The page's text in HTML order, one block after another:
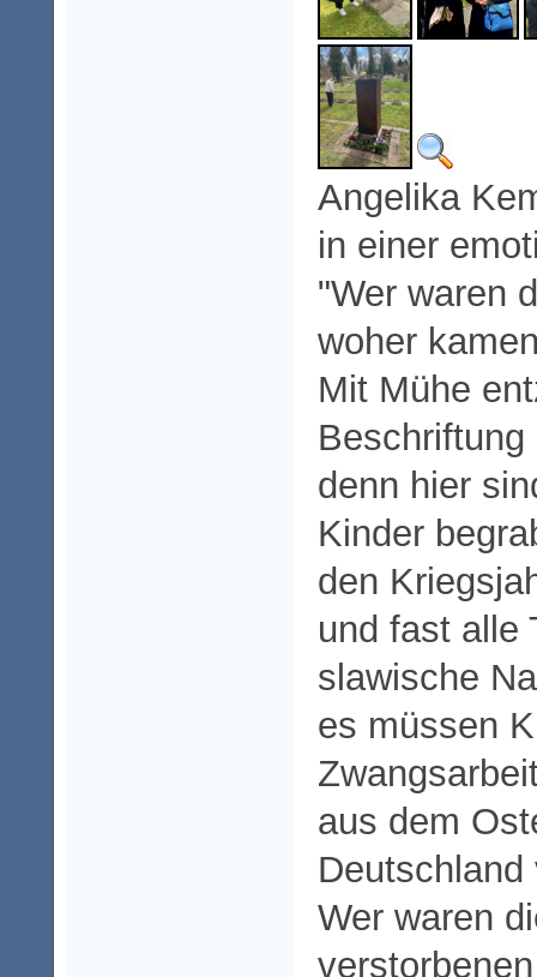
Angelika
in einer
"Wer waren
woher
Mit Mühe
denn hier
Kinder
den
und fast alle
slawische
es müssen
aus dem
Wer waren